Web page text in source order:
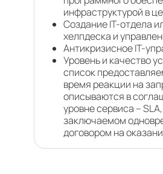
инфраструктурой в
Создание IT-отдела
хелпдеска и
Антикризисное IT-
Уровень и качество
список
время реакции на
описываются в
уровне сервиса – SLA,
заключаемом
договором на